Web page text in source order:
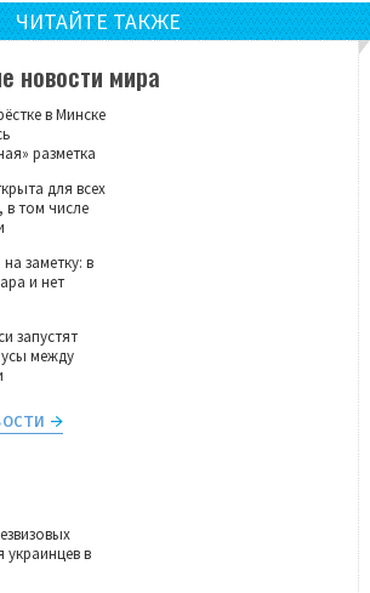
ЧИТАЙТЕ ТАКЖЕ
новости мира
в Минске
разметка
для всех
в том числе
заметку: в
и нет
запустят
между
украинцев в